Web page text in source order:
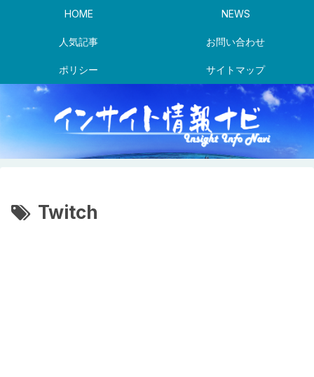
HOME NEWS
人気記事 お問い合わせ
ポリシー サイトマップ
Twitch